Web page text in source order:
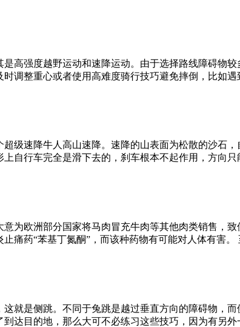
高强度越野运动和速降运动。由于选择路线障碍物
时调整重心或者使用高难度骑行技巧避免摔倒，比
级速降牛人高山速降。速降的山表面为松散的沙石
上自行车完全是滑下去的，刹车根本不起作用，方
为欧洲部分国家将马肉冒充牛肉等其他肉类销售，
止痛药“苯基丁氮酮”，而该种药物有可能对人体有
就是侧跳。不同于兔跳是越过垂直方向的障碍物，
到达目的地，那么大可不必练习这些技巧，因为有